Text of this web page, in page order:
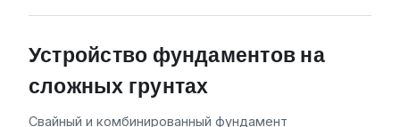
Устройство фундаментов на
сложных грунтах
Свайный и комбинированный фундамент